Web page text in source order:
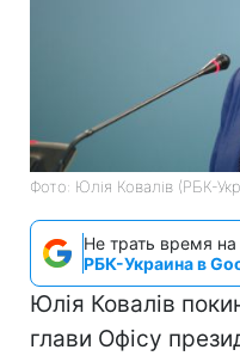
Фото: Юлія Ковалів (РБК-
Не трать время
РБК-Украина в
Юлія Ковалів
глави Офісу